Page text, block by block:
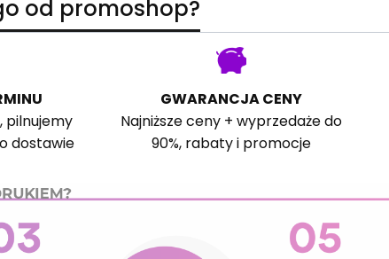
od promoshop?
pilnujemy
dostawie
GWARANCJA CENY
Najniższe ceny + wyprzedaże do
90%, rabaty i promocje